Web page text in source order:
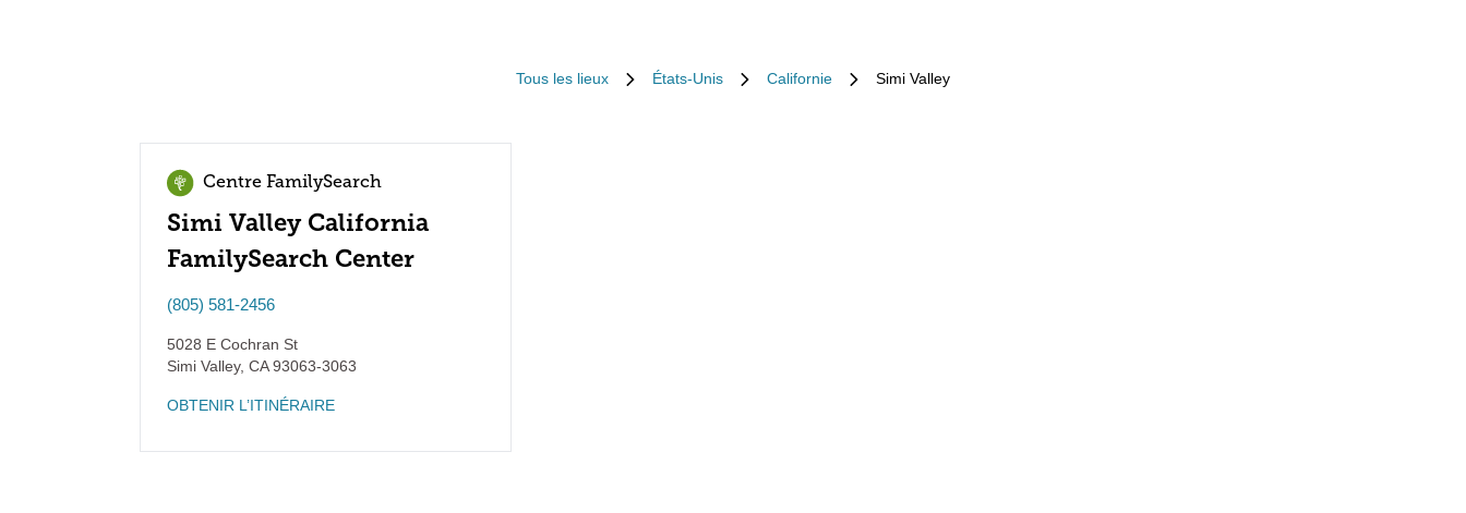
Tous les lieux États-Unis Californie Simi Valley
Centre FamilySearch
Simi Valley California
FamilySearch Center
(805) 581-2456
5028 E Cochran St
Simi Valley, CA93063-3063
OBTENIR L’ITINÉRAIRE